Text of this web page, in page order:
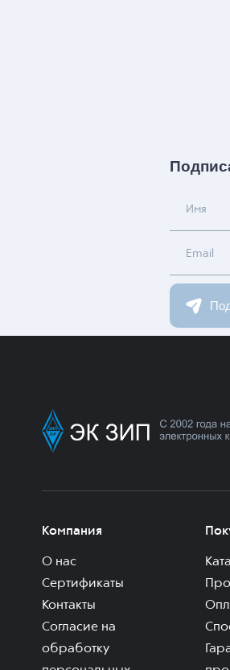
Имя
Email
Компания
О нас
Сертификаты
Контакты
Согласие на
обработку